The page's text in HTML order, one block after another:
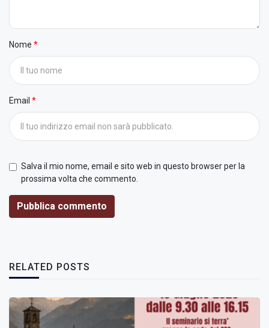
Nome
Email
Salva il mio nome, email e sito web in questo browser per la
prossima volta che commento.
Pubblica commento
RELATED POSTS